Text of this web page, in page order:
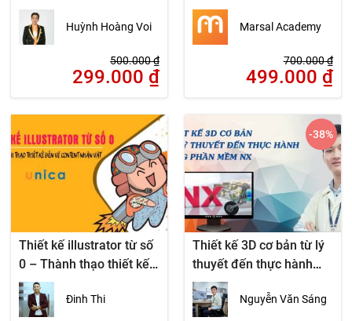
Adobe Presenter 11
Huỳnh Hoàng Voi
500.000₫
299.000 ₫
chef bằng phần mềm
thiết kế onlineMarsal Academy
700.000₫
499.000 ₫
Thiết kế illustrator từ số
0 – Thành thạo thiết kế
đến vẽ content nhân vật
Đinh Thi
Thiết kế 3D cơ bản từ lý
thuyết đến thực hành
bằng phần mềm NX
Nguyễn Văn Sáng
-38%